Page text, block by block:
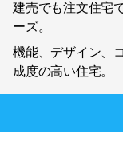
建売でも注文住宅
ーズ。
機能、デザイン、
成度の高い住宅。